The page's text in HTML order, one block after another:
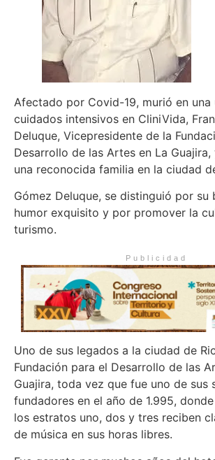
Afectado por Covid-19, murió en una
cuidados intensivos en CliniVida,
Deluque, Vicepresidente de la
Desarrollo de las Artes en La
una reconocida familia en la ciudad
Gómez Deluque, se distinguió por su
humor exquisito y por promover la
turismo.
Publicidad
Uno de sus legados a la ciudad de
Fundación para el Desarrollo de las
Guajira, toda vez que fue uno de sus
fundadores en el año de 1.995,
los estratos uno, dos y tres reciben
de música en sus horas libres.